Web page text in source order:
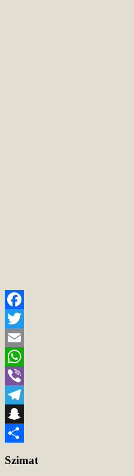
Facebook
Twitter
Email
WhatsApp
Viber
Telegram
Snapchat
Szimat